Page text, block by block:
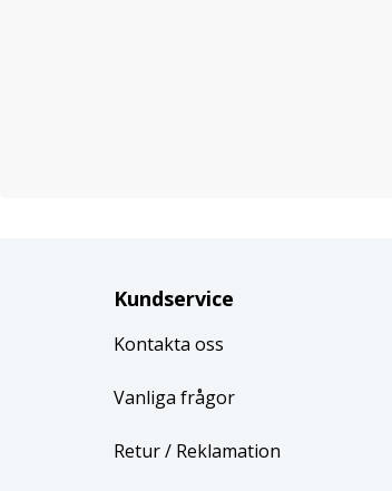
Kundservice
Kontakta oss
Vanliga frågor
Retur/ Reklamation